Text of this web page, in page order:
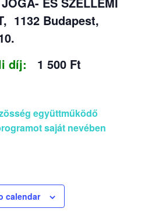
1132 Budapest,
díj:
1 500 Ft
együttműködő
saját nevében
calendar